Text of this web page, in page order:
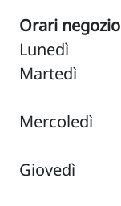
Orari negozio
Lunedì
Martedì
Mercoledì
Giovedì